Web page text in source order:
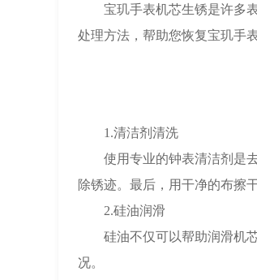
宝玑手表机芯生锈是许多表
处理方法，帮助您恢复宝玑手
1.清洁剂清洗
使用专业的钟表清洁剂是去
除锈迹。最后，用干净的布擦干
2.硅油润滑
硅油不仅可以帮助润滑机芯
况。